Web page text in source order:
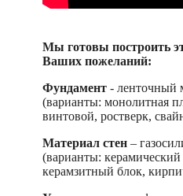
Мы готовы построить
Ваших пожеланий:
Фундамент - ленточный
(варианты: монолитная
винтовой, ростверк,
Материал стен –
(варианты:
керамзитный блок,